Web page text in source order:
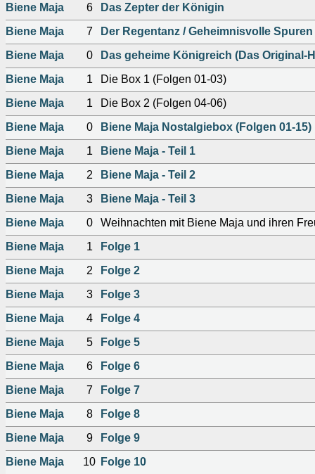
Biene Maja
6
Das Zepter der Königin
Biene Maja
7
Der Regentanz / Geheimnisvolle Spuren
Biene Maja
0
Das geheime Königreich (Das Original-
Biene Maja
1
Die Box 1 (Folgen 01-03)
Biene Maja
1
Die Box 2 (Folgen 04-06)
Biene Maja
0
Biene Maja Nostalgiebox (Folgen 01-15)
Biene Maja
1
Biene Maja - Teil 1
Biene Maja
2
Biene Maja - Teil 2
Biene Maja
3
Biene Maja - Teil 3
Biene Maja
0
Weihnachten mit Biene Maja und ihren
Biene Maja
1
Folge 1
Biene Maja
2
Folge 2
Biene Maja
3
Folge 3
Biene Maja
4
Folge 4
Biene Maja
5
Folge 5
Biene Maja
6
Folge 6
Biene Maja
7
Folge 7
Biene Maja
8
Folge 8
Biene Maja
9
Folge 9
Biene Maja
10 Folge 10